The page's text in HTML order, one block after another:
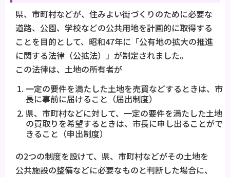
県、市町村などが、住みよい街づくりのために必要な
道路、公園、学校などの公共用地を計画的に取得する
ことを目的として、昭和47年に「公有地の拡大の推進
に関する法律（公拡法）」が制定されました。
この法律は、土地の所有者が
一定の要件を満たした土地を売買などするときは、市
長に事前に届けること（届出制度）
県、市町村などに対して、一定の要件を満たした土地
の買取りを希望するときは、市長に申し出ることがで
きること（申出制度）
の2つの制度を設けて、県、市町村などがその土地を
公共施設の整備などに必要なものと判断した場合に、